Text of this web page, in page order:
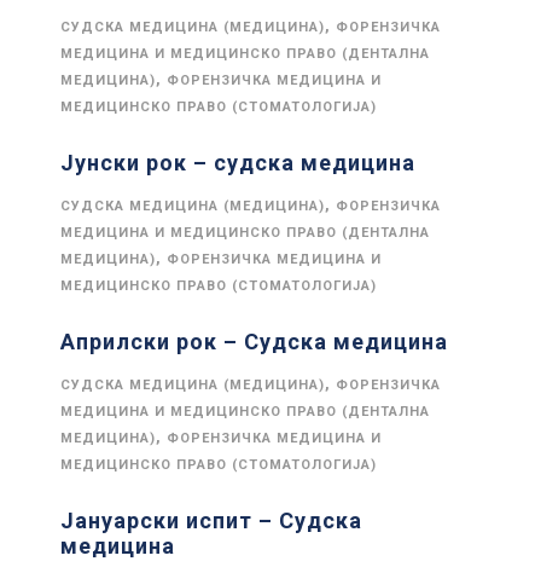
СУДСКА МЕДИЦИНА (МЕДИЦИНА), ФОРЕНЗИЧКА
МЕДИЦИНА И МЕДИЦИНСКО ПРАВО (ДЕНТАЛНА
МЕДИЦИНА), ФОРЕНЗИЧКА МЕДИЦИНА И
МЕДИЦИНСКО ПРАВО (СТОМАТОЛОГИЈА)
Јунски рок – судска медицина
СУДСКА МЕДИЦИНА (МЕДИЦИНА), ФОРЕНЗИЧКА
МЕДИЦИНА И МЕДИЦИНСКО ПРАВО (ДЕНТАЛНА
МЕДИЦИНА), ФОРЕНЗИЧКА МЕДИЦИНА И
МЕДИЦИНСКО ПРАВО (СТОМАТОЛОГИЈА)
Априлски рок – Судска медицина
СУДСКА МЕДИЦИНА (МЕДИЦИНА), ФОРЕНЗИЧКА
МЕДИЦИНА И МЕДИЦИНСКО ПРАВО (ДЕНТАЛНА
МЕДИЦИНА), ФОРЕНЗИЧКА МЕДИЦИНА И
МЕДИЦИНСКО ПРАВО (СТОМАТОЛОГИЈА)
Јануарски испит – Судска
медицина